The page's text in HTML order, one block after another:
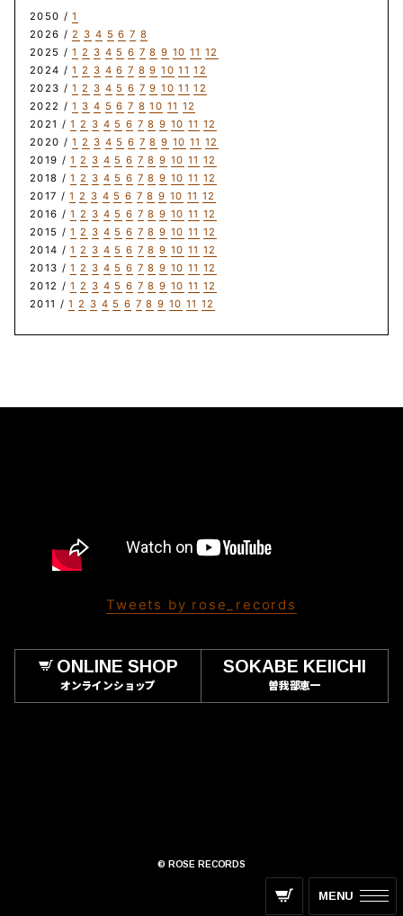
MENU
2050 /1
2026 /2 3 4 5 6 7 8
2025 /1 2 3 4 5 6 7 8 9 10 11 12
2024 /1 2 3 4 6 7 8 9 10 11 12
2023 /1 2 3 4 5 6 7 9 10 11 12
2022 /1 3 4 5 6 7 8 10 11 12
2021 /1 2 3 4 5 6 7 8 9 10 11 12
2020 /1 2 3 4 5 6 7 8 9 10 11 12
2019 /1 2 3 4 5 6 7 8 9 10 11 12
2018 /1 2 3 4 5 6 7 8 9 10 11 12
2017 /1 2 3 4 5 6 7 8 9 10 11 12
2016 /1 2 3 4 5 6 7 8 9 10 11 12
2015 /1 2 3 4 5 6 7 8 9 10 11 12
2014 /1 2 3 4 5 6 7 8 9 10 11 12
2013 /1 2 3 4 5 6 7 8 9 10 11 12
2012 /1 2 3 4 5 6 7 8 9 10 11 12
2011 /1 2 3 4 5 6 7 8 9 10 11 12
Tweets by rose_records
ONLINE SHOP
オンラインショップ
SOKABE KEIICHI
曽我部恵一
© ROSE RECORDS